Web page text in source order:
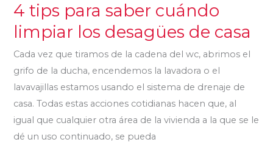
4 tips para saber cuándo
limpiar los desagües de casa
Cada vez que tiramos de la cadena del wc, abrimos el
grifo de la ducha, encendemos la lavadora o el
lavavajillas estamos usando el sistema de drenaje de
casa. Todas estas acciones cotidianas hacen que, al
igual que cualquier otra área de la vivienda a la que se le
dé un uso continuado, se pueda
4
tips
para
saber
cuándo
limpiar
los
desagües
de